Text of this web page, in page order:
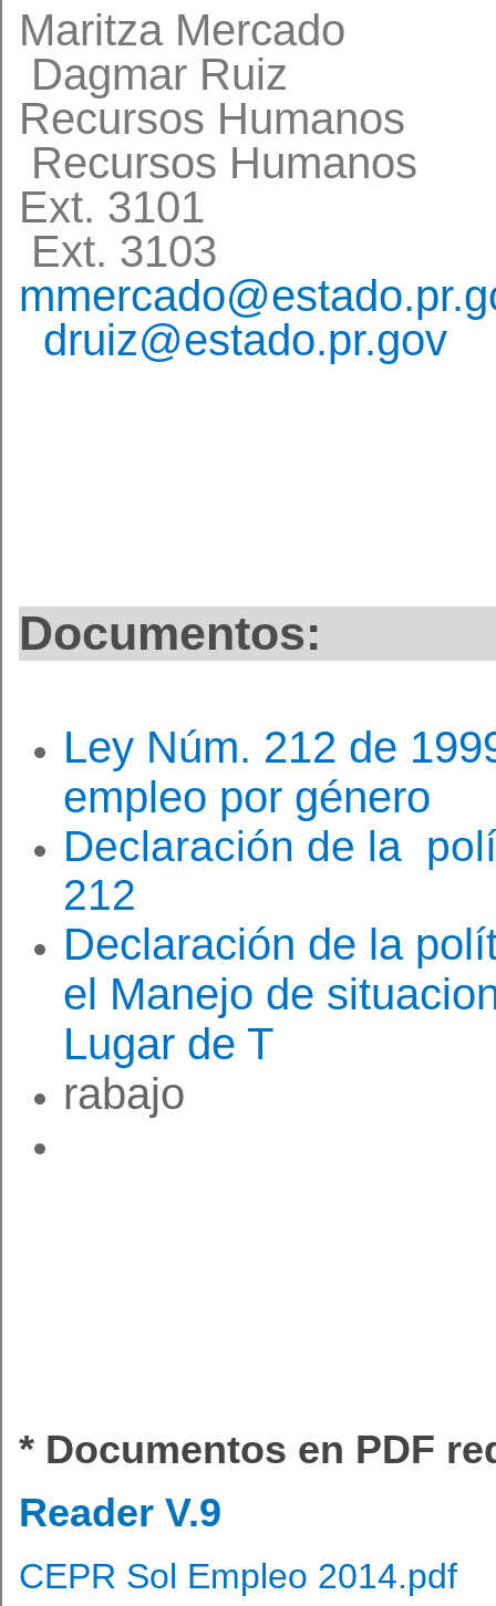
Maritza
Dagmar Ruiz
Recursos
Recursos Humanos
Ext. 3101
Ext. 3103
druiz@estado.pr.gov
Documentos:
Ley Núm. 212 de
empleo por género
Declaración de la p
212
Declaración de la
el Manejo de
Lugar de T
rabajo
* Documentos en PDF
Reader V.9
CEPR Sol Empleo 2014.pdf​